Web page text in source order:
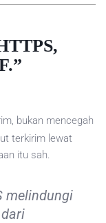
bukan mencegah
terkirim lewat
itu sah.
melindungi
dari